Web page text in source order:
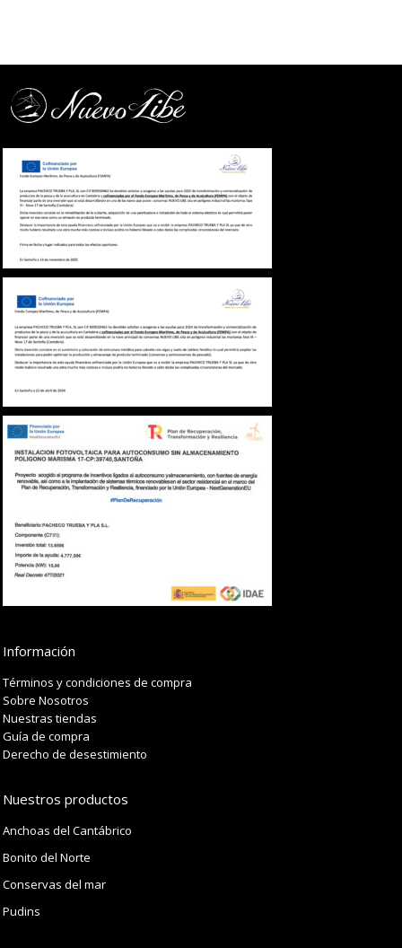
Información
Términos y condiciones de compra
Sobre Nosotros
Nuestras tiendas
Guía de compra
Derecho de desestimiento
Nuestros productos
Anchoas del Cantábrico
Bonito del Norte
Conservas del mar
Pudins